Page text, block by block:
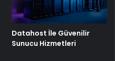
Datahost İle Güvenilir
Sunucu Hizmetleri